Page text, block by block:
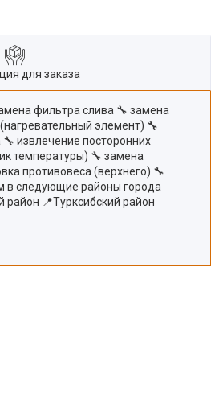
для заказа
фильтра слива 🔧 замена
элемент) 🔧
извлечение посторонних
температуры) 🔧 замена
противовеса (верхнего) 🔧
в следующие районы города
📍Турксибский район